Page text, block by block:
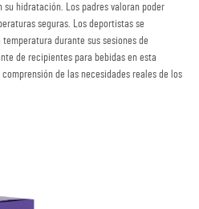
hidratación. Los padres valoran poder
seguras. Los deportistas se
durante sus sesiones de
de recipientes para bebidas en esta
de las necesidades reales de los